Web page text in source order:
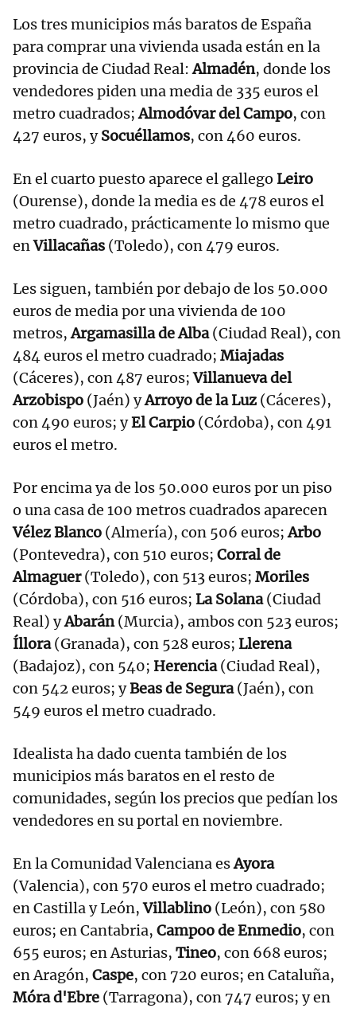
Los tres municipios más baratos de España
para comprar una vivienda usada están en la
provincia de Ciudad Real:Almadén, donde los
vendedores piden una media de 335 euros el
metro cuadrados;Almodóvar del Campo, con
427 euros, ySocuéllamos, con 460 euros.
En el cuarto puesto aparece el gallego Leiro
(Ourense), donde la media es de 478 euros el
metro cuadrado, prácticamente lo mismo que
enVillacañas (Toledo), con 479 euros.
Les siguen, también por debajo de los 50.000
euros de media por una vivienda de 100
metros,Argamasilla de Alba(Ciudad Real), con
484 euros el metro cuadrado; Miajadas
(Cáceres), con 487 euros;Villanueva del
Arzobispo (Jaén) yArroyo de la Luz (Cáceres),
con 490 euros; yEl Carpio (Córdoba), con 491
euros el metro.
Por encima ya de los 50.000 euros por un piso
o una casa de 100 metros cuadrados aparecen
Vélez Blanco (Almería), con 506 euros;Arbo
(Pontevedra), con 510 euros; Corral de
Almaguer(Toledo), con 513 euros; Moriles
(Córdoba), con 516 euros; La Solana(Ciudad
Real) yAbarán(Murcia), ambos con 523 euros;
Íllora(Granada), con 528 euros; Llerena
(Badajoz), con 540; Herencia(Ciudad Real),
con 542 euros; yBeas de Segura(Jaén), con
549 euros el metro cuadrado.
Idealista ha dado cuenta también de los
municipios más baratos en el resto de
comunidades, según los precios que pedían los
vendedores en su portal en noviembre.
En la Comunidad Valenciana esAyora
(Valencia), con 570 euros el metro cuadrado;
en Castilla y León,Villablino (León), con 580
euros; en Cantabria, Campoo de Enmedio, con
655 euros; en Asturias, Tineo, con 668 euros;
en Aragón, Caspe, con 720 euros; en Cataluña,
Móra d'Ebre (Tarragona), con 747 euros; y en